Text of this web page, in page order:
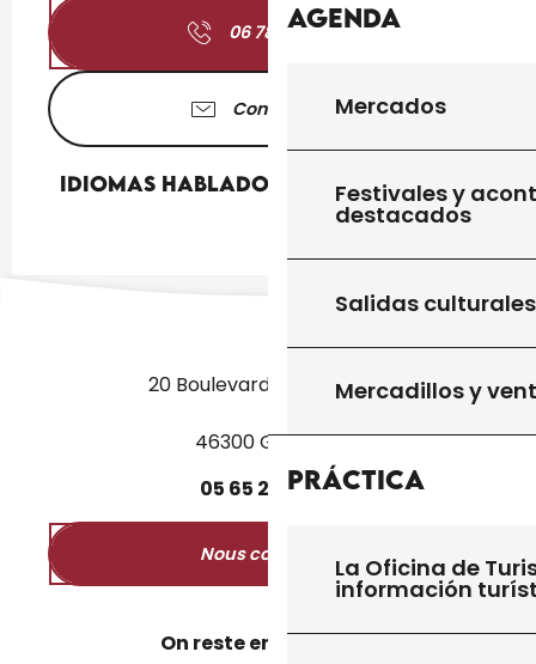
Agenda
Mercados
Festivales y
destacados
Salidas culturales
Mercadillos y
Práctica
La Oficina de
información
06 78 31 85▒▒
Contáctenos
Idiomas hablados
Idiomas hablados
20 Boulevard des Martyrs
46300 Gourdon
05 65 27 5250
Nous contacter
On reste en contact ?